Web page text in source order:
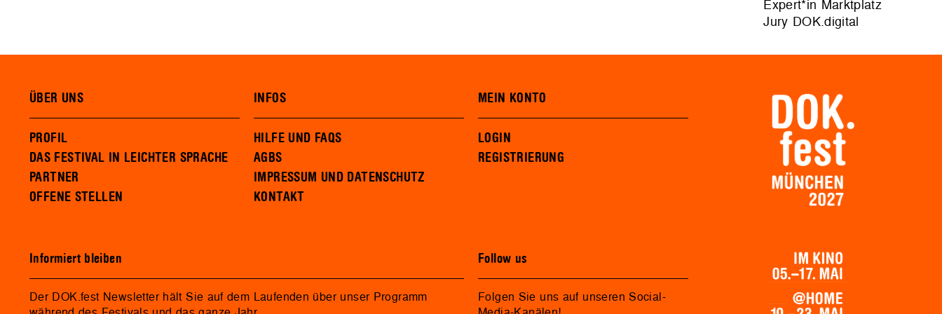
Expert*in Marktplatz
Jury DOK.digital
ÜBER UNS
PROFIL
DAS FESTIVAL IN LEICHTER SPRACHE
PARTNER
OFFENE STELLEN
INFOS
HILFE UND FAQS
AGBS
IMPRESSUM UND DATENSCHUTZ
KONTAKT
MEIN KONTO
LOGIN
REGISTRIERUNG
Informiert bleiben
Der DOK.fest Newsletter hält Sie auf dem Laufenden über unser Programm
Follow us
Folgen Sie uns auf unseren Social-